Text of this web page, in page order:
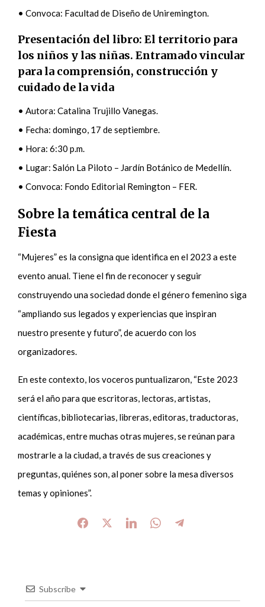
• Convoca: Facultad de Diseño de Uniremington.
Presentación del libro: El territorio para
los niños y las niñas. Entramado vincular
para la comprensión, construcción y
cuidado de la vida
• Autora: Catalina Trujillo Vanegas.
• Fecha: domingo, 17 de septiembre.
• Hora: 6:30 p.m.
• Lugar: Salón La Piloto – Jardín Botánico de Medellín.
• Convoca: Fondo Editorial Remington – FER.
Sobre la temática central de la
Fiesta
“Mujeres” es la consigna que identifica en el 2023 a este
evento anual. Tiene el fin de reconocer y seguir
construyendo una sociedad donde el género femenino siga
“ampliando sus legados y experiencias que inspiran
nuestro presente y futuro”, de acuerdo con los
organizadores.
En este contexto, los voceros puntualizaron, “Este 2023
será el año para que escritoras, lectoras, artistas,
científicas, bibliotecarias, libreras, editoras, traductoras,
académicas, entre muchas otras mujeres, se reúnan para
mostrarle a la ciudad, a través de sus creaciones y
preguntas, quiénes son, al poner sobre la mesa diversos
temas y opiniones”.
Subscribe